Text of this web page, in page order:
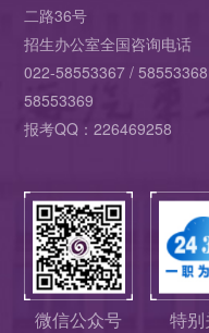
二路36号
招生办公室全国咨询电话
022-58553367 /
58553369
报考QQ：226469258
微信公众号 特别